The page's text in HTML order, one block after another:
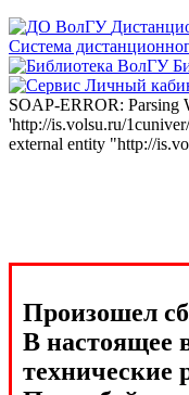
Система
SOAP-ERROR: Parsing
'http://is.volsu.ru/
external entity "http://
Произошел
В настоящее
технические